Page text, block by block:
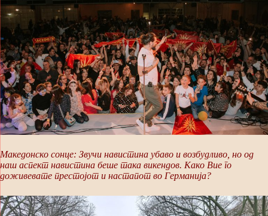
Македонско сонце: Звучи навистина убаво и возбудливо, но од
наш аспект навистина беше така викендов. Како Вие го
доживевате престојот и настапот во Германија?